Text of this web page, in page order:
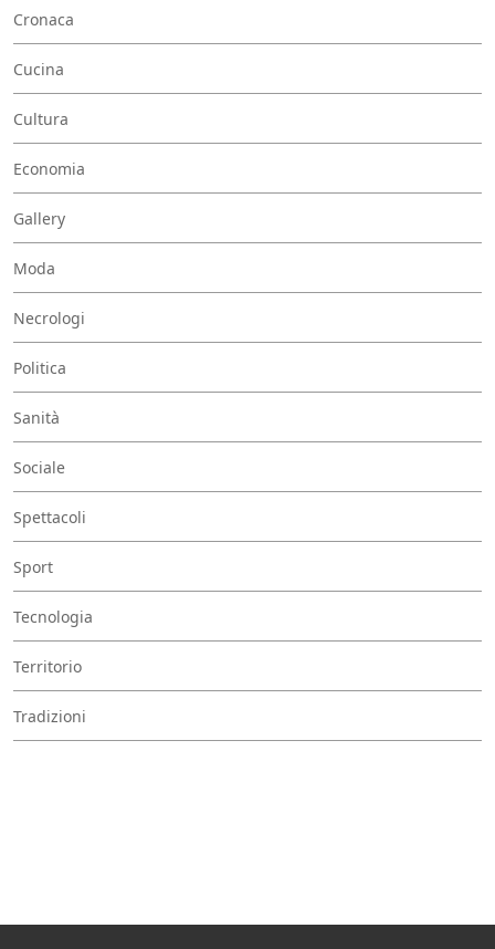
Cronaca
Cucina
Cultura
Economia
Gallery
Moda
Necrologi
Politica
Sanità
Sociale
Spettacoli
Sport
Tecnologia
Territorio
Tradizioni